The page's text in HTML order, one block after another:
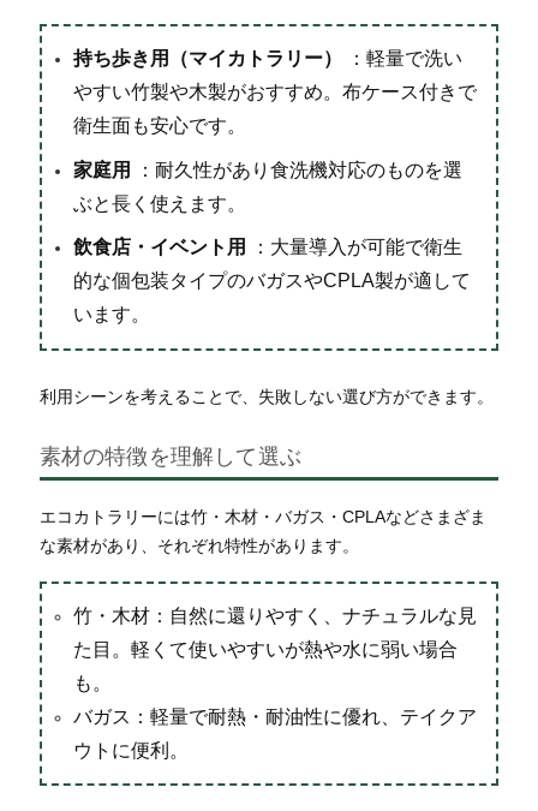
持ち歩き用（マイカトラリー）
：軽量で洗い
やすい竹製や木製がおすすめ。布ケース付きで
衛生面も安心です。
家庭用
：耐久性があり食洗機対応のものを選
ぶと長く使えます。
飲食店・イベント用
：大量導入が可能で衛生
的な個包装タイプのバガスやCPLA製が適して
います。
利用シーンを考えることで、失敗しない選び方ができます。
素材の特徴を理解して選ぶ
エコカトラリーには竹・木材・バガス・CPLAなどさまざま
な素材があり、それぞれ特性があります。
竹・木材：自然に還りやすく、ナチュラルな見
た目。軽くて使いやすいが熱や水に弱い場合
も。
バガス：軽量で耐熱・耐油性に優れ、テイクア
ウトに便利。